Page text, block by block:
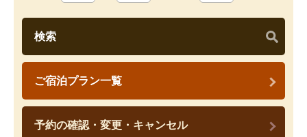
検索
ご宿泊プラン一覧
予約の確認・変更・キャンセル